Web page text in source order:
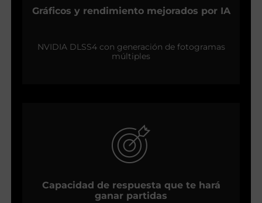
Gráficos y rendimiento mejorados por IA
NVIDIA DLSS4 con generación de fotogramas
múltiples
Capacidad de respuesta que te hará
ganar partidas